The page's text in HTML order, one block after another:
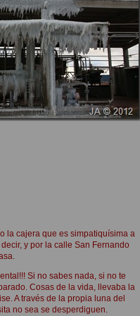
la cajera que es simpatiquísima a
y por la calle San Fernando
Si no sabes nada, si no te
Cosas de la vida, llevaba la
A través de la propia luna del
no sea se desperdiguen.